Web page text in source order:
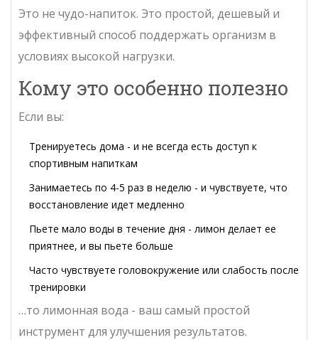
Это не чудо-напиток. Это простой, дешевый и
эффективный способ поддержать организм в
условиях высокой нагрузки.
Кому это особенно полезно
Если вы:
Тренируетесь дома - и не всегда есть доступ к
спортивным напиткам
Занимаетесь по 4-5 раз в неделю - и чувствуете, что
восстановление идет медленно
Пьете мало воды в течение дня - лимон делает ее
приятнее, и вы пьете больше
Часто чувствуете головокружение или слабость после
тренировки
…то лимонная вода - ваш самый простой
инструмент для улучшения результатов.